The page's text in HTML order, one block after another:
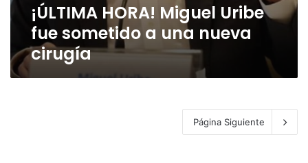
¡ÚLTIMA HORA! Miguel Uribe
fue sometido a una nueva
cirugía
Página Siguiente